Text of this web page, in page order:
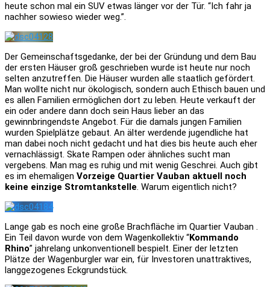
heute schon mal ein SUV etwas länger vor der Tür. “Ich fahr ja
nachher sowieso wieder weg.”.
Der Gemeinschaftsgedanke, der bei der Gründung und dem Bau
der ersten Häuser groß geschrieben wurde ist heute nur noch
selten anzutreffen. Die Häuser wurden alle staatlich gefördert.
Man wollte nicht nur ökologisch, sondern auch Ethisch bauen und
es allen Familien ermöglichen dort zu leben. Heute verkauft der
ein oder andere dann doch sein Haus lieber an das
gewinnbringendste Angebot. Für die damals jungen Familien
wurden Spielplätze gebaut. An älter werdende jugendliche hat
man dabei noch nicht gedacht und hat dies bis heute auch eher
vernachlässigt. Skate Rampen oder ähnliches sucht man
vergebens. Man mag es ruhig und mit wenig Geschrei. Auch gibt
es im ehemaligen Vorzeige Quartier Vauban aktuell noch
keine einzige Stromtankstelle. Warum eigentlich nicht?
Lange gab es noch eine große Brachfläche im Quartier Vauban .
Ein Teil davon wurde von dem Wagenkollektiv “Kommando
Rhino” jahrelang unkonventionell bespielt. Einer der letzten
Plätze der Wagenburgler war ein, für Investoren unattraktives,
langgezogenes Eckgrundstück.